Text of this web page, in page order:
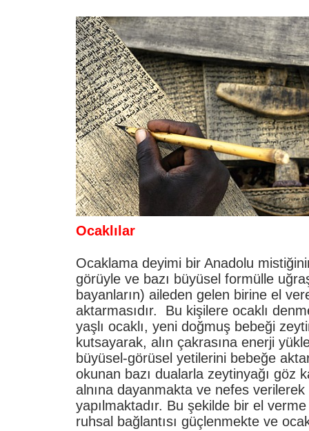
Ocaklılar
Ocaklama deyimi bir Anadolu
görüyle ve bazı büyüsel formülle
bayanların) aileden gelen birine el
aktarmasıdır. Bu kişilere ocaklı
yaşlı ocaklı, yeni doğmuş bebeği
kutsayarak, alın çakrasına enerji
büyüsel-görüsel yetilerini bebeğe
okunan bazı dualarla zeytinyağı göz
alnına dayanmakta ve nefes verilerek
yapılmaktadır. Bu şekilde bir el
ruhsal bağlantısı güçlenmekte ve